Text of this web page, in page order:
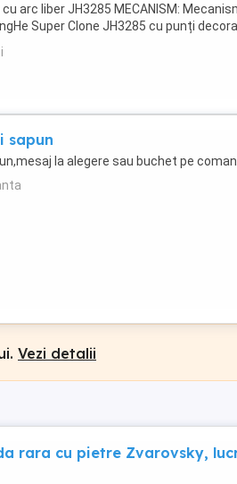
arc liber JH3285 MECANISM:
Super Clone JH3285 cu punți
a acelor (acul orei reglabil) DIAMETRU
sapun
la alegere sau buchet pe
Vezi detalii
rara cu pietre Zvarovsky,